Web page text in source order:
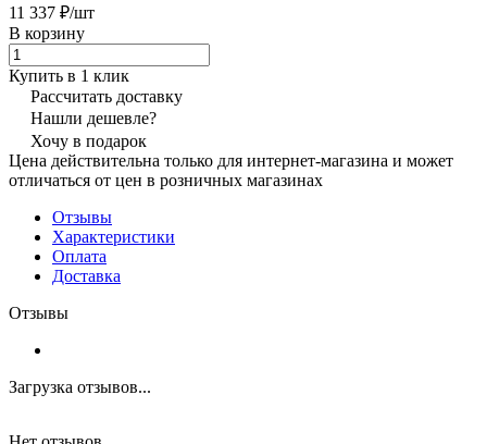
11 337 ₽/шт
В корзину
Купить в 1 клик
Рассчитать доставку
Нашли дешевле?
Хочу в подарок
Цена действительна только для интернет-магазина и может
отличаться от цен в розничных магазинах
Отзывы
Характеристики
Оплата
Доставка
Отзывы
Загрузка отзывов...